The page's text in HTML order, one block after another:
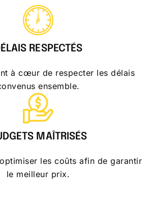
RESPECTÉS
à cœur de respecter les délais
ensemble.
MAÎTRISÉS
les coûts afin de garantir
le meilleur prix.